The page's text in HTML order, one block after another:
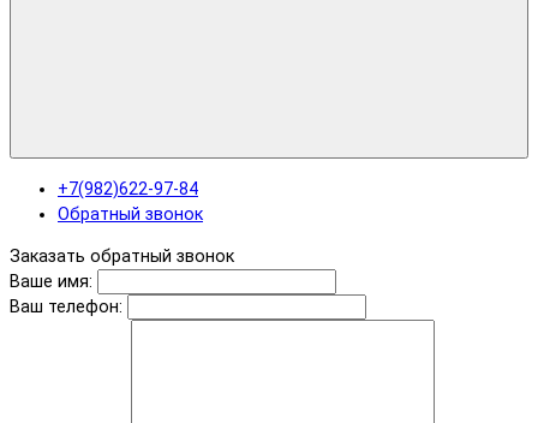
+7(982)622-97-84
Обратный звонок
Заказать обратный звонок
Ваше имя:
Ваш телефон: